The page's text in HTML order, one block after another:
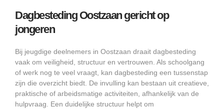
Dagbesteding Oostzaan gericht op
jongeren
Bij jeugdige deelnemers in Oostzaan draait dagbesteding
vaak om veiligheid, structuur en vertrouwen. Als schoolgang
of werk nog te veel vraagt, kan dagbesteding een tussenstap
zijn die overzicht biedt. De invulling kan bestaan uit creatieve,
praktische of arbeidsmatige activiteiten, afhankelijk van de
hulpvraag. Een duidelijke structuur helpt om